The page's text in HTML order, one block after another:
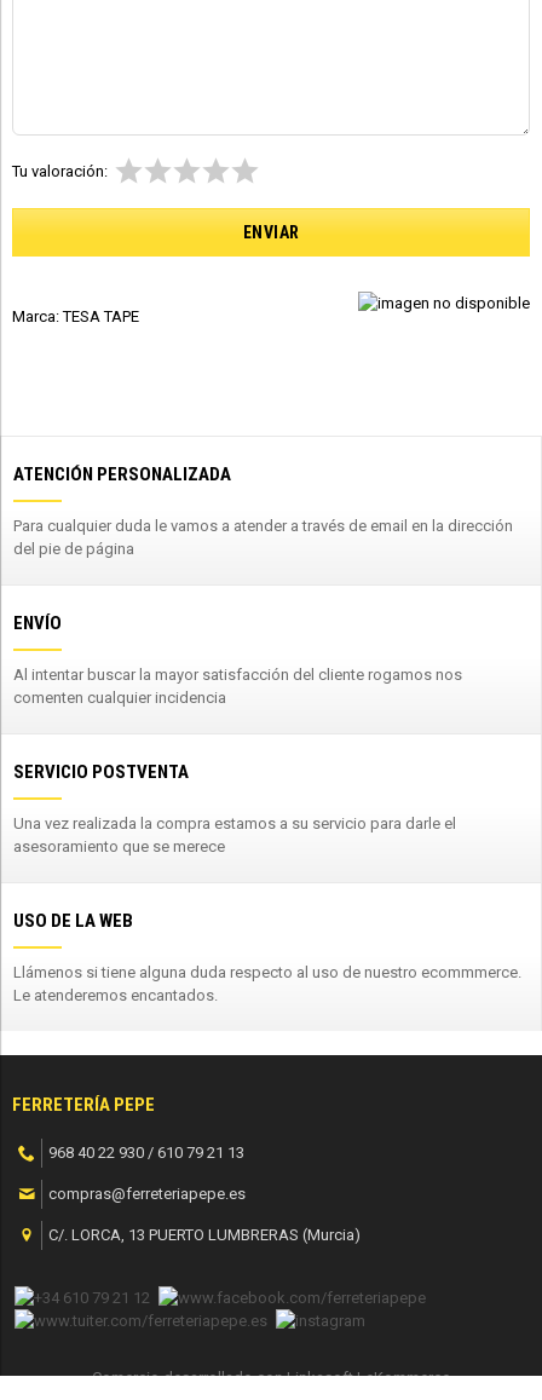
Tu valoración:
Marca: TESA TAPE
ATENCIÓN PERSONALIZADA
Para cualquier duda le vamos a atender a través de email en la dirección
del pie de página
ENVÍO
Al intentar buscar la mayor satisfacción del cliente rogamos nos
comenten cualquier incidencia
SERVICIO POSTVENTA
Una vez realizada la compra estamos a su servicio para darle el
asesoramiento que se merece
USO DE LA WEB
Llámenos si tiene alguna duda respecto al uso de nuestro ecommmerce.
Le atenderemos encantados.
FERRETERÍA PEPE
968 40 22 930 / 610 79 21 13
compras@ferreteriapepe.es
C/. LORCA, 13 PUERTO LUMBRERAS (Murcia)
Comercio desarrollado conLinkasoft LeKommerce